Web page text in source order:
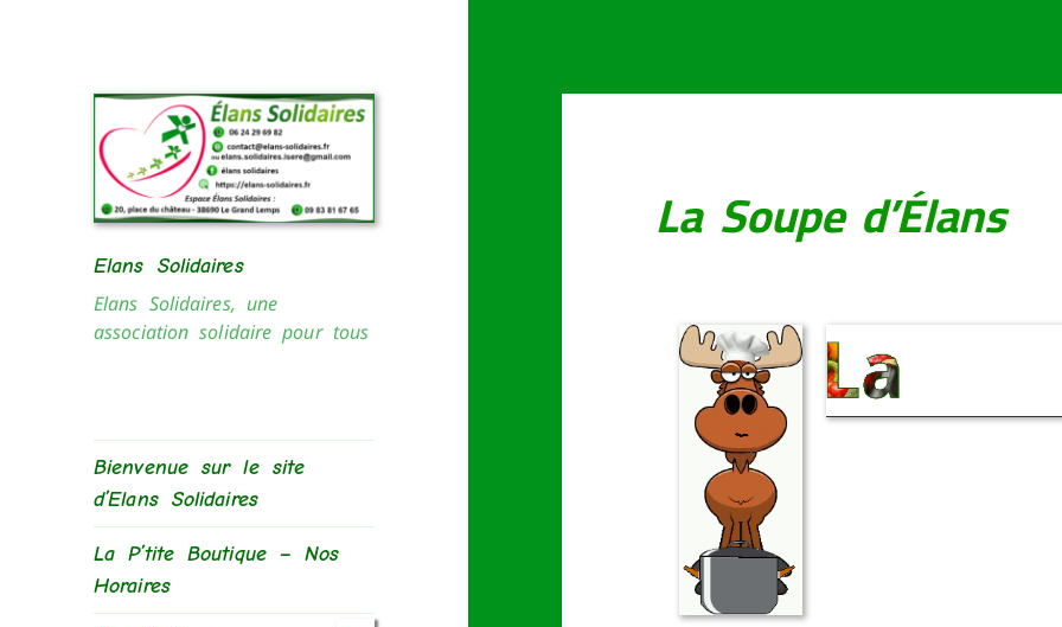
Elans Solidaires
Elans Solidaires, une
association solidaire pour tous
Bienvenue sur le site
d’Elans Solidaires
La P’tite Boutique – Nos
Horaires
La Soupe d’Élans